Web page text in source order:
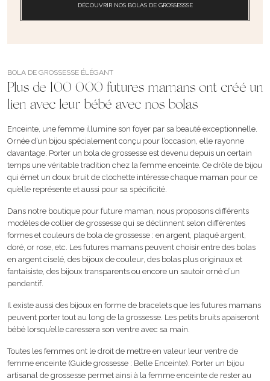
DÉCOUVRIR NOS BOLAS DE GROSSESSSE
BOLA DE GROSSESSE ÉLÉGANT
Plus de 100 000 futures mamans ont créé un
lien avec leur bébé avec nos bolas
Enceinte, une femme illumine son foyer par sa beauté exceptionnelle.
Ornée d’un bijou spécialement conçu pour l’occasion, elle rayonne
davantage. Porter un bola de grossesse est devenu depuis un certain
temps une véritable tradition chez la femme enceinte. Ce drôle de bijou
qui émet un doux bruit de clochette intéresse chaque maman pour ce
qu’elle représente et aussi pour sa spécificité.
Dans notre boutique pour future maman, nous proposons différents
modèles de collier de grossesse qui se déclinnent selon différentes
formes et couleurs de bola de grossesse : en argent, plaqué argent,
doré, or rose, etc. Les futures mamans peuvent choisir entre des bolas
en argent ciselé, des bijoux de couleur, des bolas plus originaux et
fantaisiste, des bijoux transparents ou encore un sautoir orné d’un
pendentif.
Il existe aussi des bijoux en forme de bracelets que les futures mamans
peuvent porter tout au long de la grossesse. Les petits bruits apaiseront
bébé lorsqu’elle caressera son ventre avec sa main.
Toutes les femmes ont le droit de mettre en valeur leur ventre de
femme enceinte (Guide grossesse : Belle Enceinte). Porter un bijou
artisanal de grossesse permet ainsi à la femme enceinte de rester au